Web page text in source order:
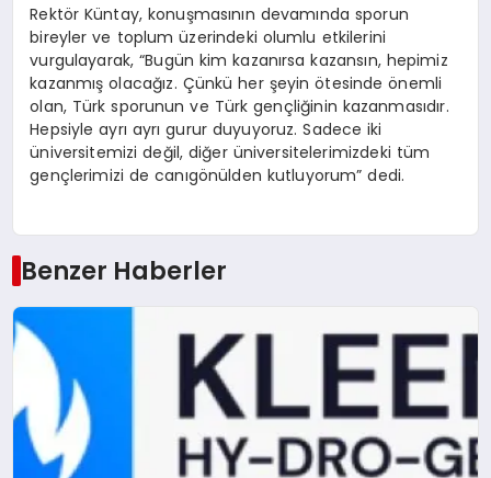
Rektör Küntay, konuşmasının devamında sporun
bireyler ve toplum üzerindeki olumlu etkilerini
vurgulayarak, “Bugün kim kazanırsa kazansın, hepimiz
kazanmış olacağız. Çünkü her şeyin ötesinde önemli
olan, Türk sporunun ve Türk gençliğinin kazanmasıdır.
Hepsiyle ayrı ayrı gurur duyuyoruz. Sadece iki
üniversitemizi değil, diğer üniversitelerimizdeki tüm
gençlerimizi de canıgönülden kutluyorum” dedi.
Benzer Haberler